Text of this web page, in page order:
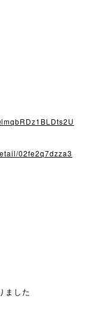
02fe2q7dzza3
ました